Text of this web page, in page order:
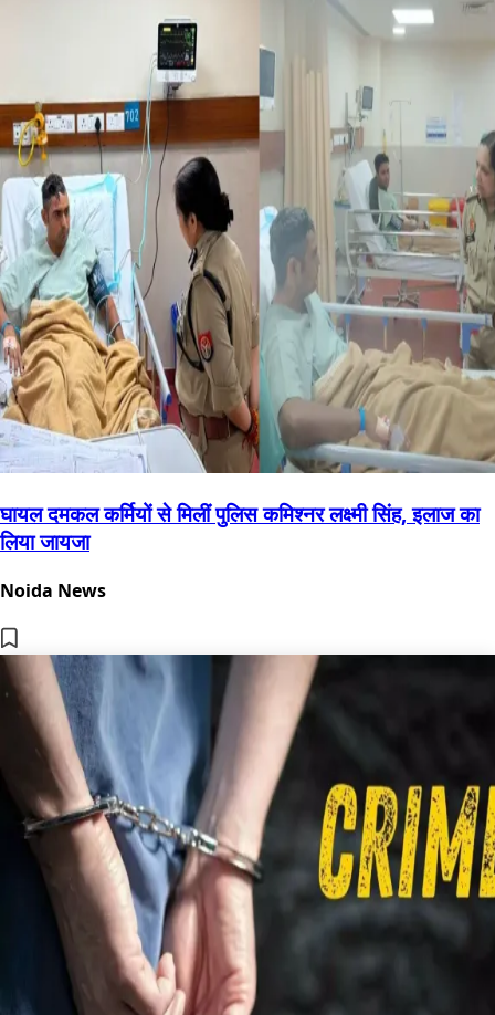
घायल दमकल कर्मियों से मिलीं पुलिस कमिश्नर लक्ष्मी सिंह, इलाज का
लिया जायजा
Noida News